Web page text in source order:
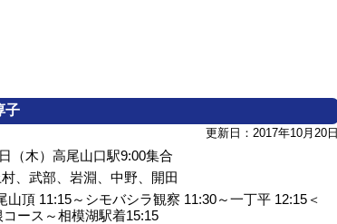
子
更新日：2017年10月20日
木）高尾山口駅9:00集合
、武部、岩淵、中野、開田
山頂 11:15～シモバシラ観察 11:30～一丁平 12:15＜
ース～相模湖駅着15:15